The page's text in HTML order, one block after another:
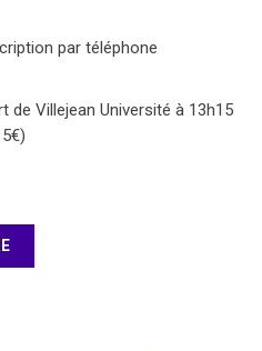
par téléphone
de Villejean Université à 13h15